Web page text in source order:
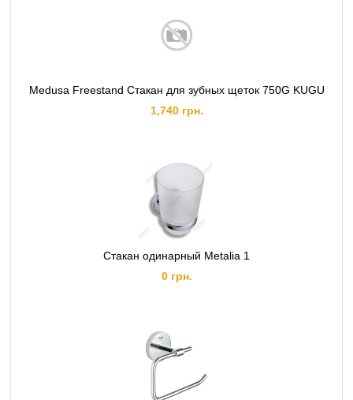
Medusa Freestand Стакан для зубных щеток 750G KUGU
1,740 грн.
Стакан одинарный Metalia 1
0 грн.